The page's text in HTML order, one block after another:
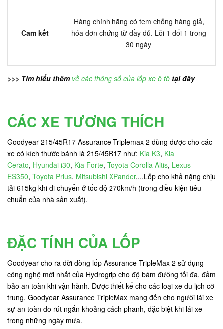
Cam kết
Hàng chính hãng có tem chống hàng giả,
hóa đơn chứng từ đầy đủ. Lỗi 1 đổi 1 trong
30 ngày
>>> Tìm hiểu thêm về các thông số của lốp xe ô tô tại đây
CÁC XE TƯƠNG THÍCH
Goodyear 215/45R17 Assurance Triplemax 2 dùng được cho các
xe có kích thước bánh là 215/45R17 như: Kia K3, Kia
Cerato, Hyundai i30, Kia Forte, Toyota Corolla Altis, Lexus
ES350, Toyota Prius, Mitsubishi XPander,...Lốp cho khả nặng chịu
tải 615kg khi di chuyển ở tốc độ 270km/h (trong điều kiện tiêu
chuẩn của nhà sản xuất).
ĐẶC TÍNH CỦA LỐP
Goodyear cho ra đời dòng lốp Assurance TripleMax 2 sử dụng
công nghệ mới nhất của Hydrogrip cho độ bám đường tối đa, đảm
bảo an toàn khi vận hành. Được thiết kế cho các loại xe du lịch cỡ
trung, Goodyear Assurance TripleMax mang đến cho người lái xe
sự an toàn do rút ngắn khoảng cách phanh, đặc biệt khi lái xe
trong những ngày mưa.